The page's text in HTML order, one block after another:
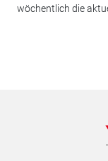
wöchentlich die